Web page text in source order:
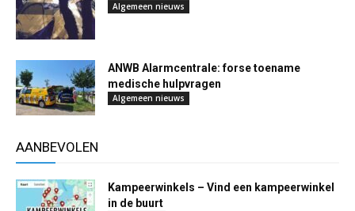
Algemeen nieuws
ANWB Alarmcentrale: forse toename
medische hulpvragen
Algemeen nieuws
AANBEVOLEN
Kampeerwinkels – Vind een kampeerwinkel
in de buurt